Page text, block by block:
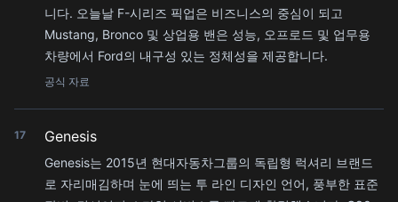
니다. 오늘날 F-시리즈 픽업은 비즈니스의 중심이 되고
Mustang, Bronco 및 상업용 밴은 성능, 오프로드 및 업무용
차량에서 Ford의 내구성 있는 정체성을 제공합니다.
공식 자료
17 Genesis
Genesis는 2015년 현대자동차그룹의 독립형 럭셔리 브랜드
로 자리매김하며 눈에 띄는 투 라인 디자인 언어, 풍부한 표준